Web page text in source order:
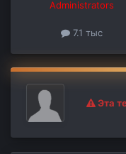
Administrators
7.1 тыс
Эта